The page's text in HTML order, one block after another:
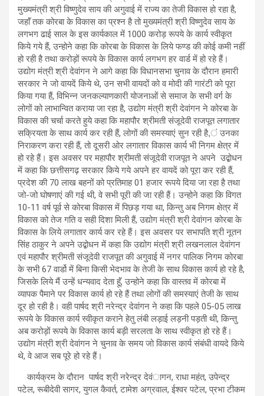
मुख्यमंत्री श्री विष्णुदेव साय की अगुवाई में राज्य का तेजी विकास हो रहा है,
जहाॅं तक कोरबा के विकास का प्रश्न है तो मुख्यमंत्री श्री विष्णुदेव साय के
लगभग ढाई साल के इस कार्यकाल में 1000 करोड़ रूपये के कार्य स्वीकृत
किये गये हैं, उन्होने कहा कि कोरबा के विकास के लिये फण्ड की कोई कमी नहीं
हो रही है तथा करोड़ों रूपये के विकास कार्य लगभग हर वार्ड में हो रहे हैं।
उद्योग मंत्री श्री देवांगन ने आगे कहा कि विधानसभा चुनाव के दौरान हमारी
सरकार ने जो वायदें किये थे, उन सभी वायदों को व मोदी की गारंटी को पूरा
किया गया हैं, विभिन्न जनकल्याणकारी योजनाओं से समाज के सभी वर्ग के
लोगों को लाभान्वित कराया जा रहा है, उद्योग मंत्री श्री देवांगन ने कोरबा के
विकास की चर्चा करते हुये कहा कि महापौर श्रीमती संजूदेवी राजपूत लगातार
सक्रियता के साथ कार्य कर रही हैं, लोगों की समस्याएं सुन रही है,ं उनका
निराकरण करा रही हैं, तो दूसरी ओर लगातार विकास कार्य भी निगम क्षेत्र में
हो रहे हैं। इस अवसर पर महापौर श्रीमती संजूदेवी राजपूत ने अपने उद्बोधन
में कहा कि छत्तीसगढ़ सरकार किये गये अपने हर वायदें को पूरा कर रही हैं,
प्रदेश की 70 लाख बहनों को प्रतिमाह 01 हजार रूपये दिया जा रहा है तथा
जो-जो घोषणाएं की गई थी, वे सभी पूरी की जा रही हैं। उन्होने कहा कि विगत
10-11 वर्ष पूर्व से कोरबा विकास में पिछड़ गया था, किन्तु अब निगम क्षेत्र में
विकास को तेज गति व सही दिशा मिली हैं, उद्योग मंत्री श्री देवांगन कोरबा के
विकास के लिये लगातार कार्य कर रहे हैं। इस अवसर पर सभापति श्री नूतन
सिंह ठाकुर ने अपने उद्बोधन में कहा कि उद्योग मंत्री श्री लखनलाल देवांगन
एवं महापौर श्रीमती संजूदेवी राजपूत की अगुवाई में नगर पालिक निगम कोरबा
के सभी 67 वार्डो में बिना किसी भेदभाव के तेजी के साथ विकास कार्य हो रहे है,
जिसके लिये मैं उन्हें धन्यवाद देता हूॅं, उन्होने कहा कि वास्तव में कोरबा में
व्यापक पैमाने पर विकास कार्य हो रहे हैं तथा लोगों की समस्याएं तेजी के साथ
दूर हो रही है। वही पार्षद श्री नरेन्द्र देवांगन ने कहा कि पहले 05-05 लाख
रूपये के विकास कार्य स्वीकृत कराने हेतु लंबी लड़ाई लड़नी पड़ती थी, किन्तु
अब करोड़ों रूपये के विकास कार्य बड़ी सरलता के साथ स्वीकृत हो रहे हैं।
उद्योग मंत्री श्री देवांगन ने चुनाव के समय जो विकास कार्य संबंधी वायदे किये
थे, वे आज सब पूरे हो रहे हैं।
कार्यक्रम के दौरान पार्षद श्री नरेन्द्र देवंागन, राधा महंत, उपेन्द्र
पटेल, रूबीदेवी सागर, युगल कैवर्त, टामेश अग्रवाल, ईश्वर पटेल, प्रभा टीकम